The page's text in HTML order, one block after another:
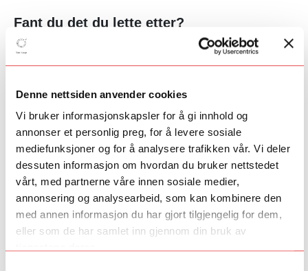
Denne nettsiden anvender cookies
Vi bruker informasjonskapsler for å gi innhold og
annonser et personlig preg, for å levere sosiale
mediefunksjoner og for å analysere trafikken vår. Vi deler
dessuten informasjon om hvordan du bruker nettstedet
vårt, med partnerne våre innen sosiale medier,
annonsering og analysearbeid, som kan kombinere den
med annen informasjon du har gjort tilgjengelig for dem,
eller som de har samlet inn gjennom din bruk av
Fant du det du lette etter?